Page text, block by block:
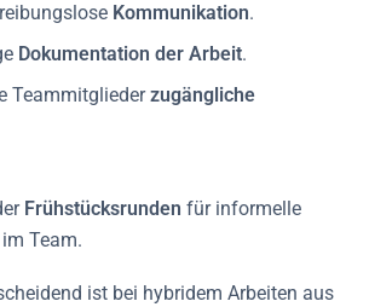
Kommunikation.
Dokumentation der Arbeit.
Teammitgliederzugängliche
Frühstücksrunden für informelle
Team.
ist bei hybridem Arbeiten aus